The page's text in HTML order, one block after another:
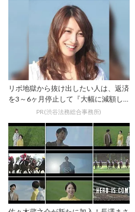
リボ地獄から抜け出したい人は、返済
を3～6ヶ月停止して『大幅に減額し
てから返済す...PR(渋谷法務総合事務所)